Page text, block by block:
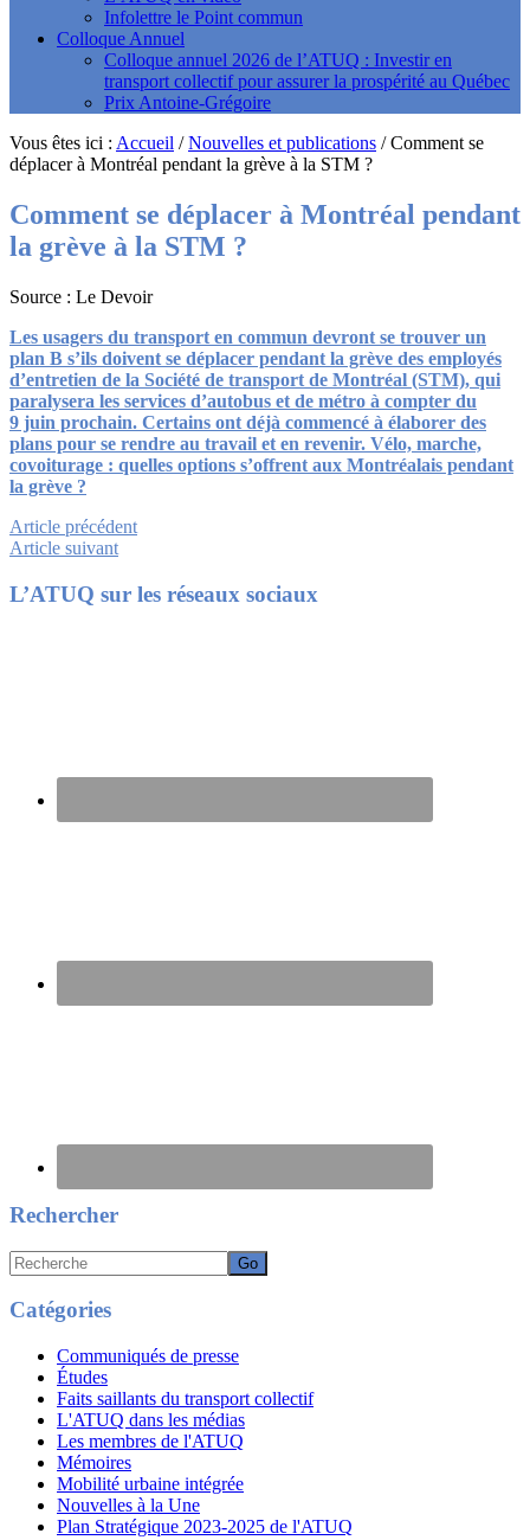
Infolettre le Point commun
Colloque Annuel
Colloque annuel 2026 de l’ATUQ : Investir en
transport collectif pour assurer la prospérité au Québec
Prix Antoine-Grégoire
Vous êtes ici : Accueil /Nouvelles et publications /Comment se
déplacer à Montréal pendant la grève à la STM ?
Comment se déplacer à Montréal pendant
la grève à la STM ?
Source : Le Devoir
Les usagers du transport en commun devront se trouver un
plan B s’ils doivent se déplacer pendant la grève des employés
d’entretien de la Société de transport de Montréal (STM), qui
paralysera les services d’autobus et de métro à compter du
9 juin prochain. Certains ont déjà commencé à élaborer des
plans pour se rendre au travail et en revenir. Vélo, marche,
covoiturage : quelles options s’offrent aux Montréalais pendant
la grève ?
Article précédent
Article suivant
Footer
L’ATUQ sur les réseaux sociaux
Rechercher
Recherche
Catégories
Communiqués de presse
Études
Faits saillants du transport collectif
L'ATUQ dans les médias
Les membres de l'ATUQ
Mémoires
Mobilité urbaine intégrée
Nouvelles à la Une
Plan Stratégique 2023-2025 de l'ATUQ